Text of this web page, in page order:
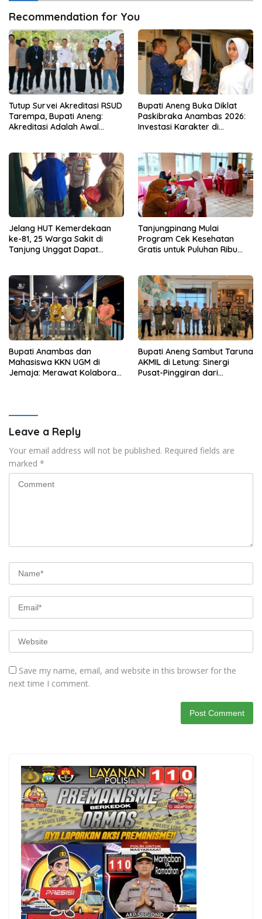
Recommendation for You
Tutup Survei Akreditasi RSUD
Tarempa, Bupati Aneng:
Akreditasi Adalah Awal
Bupati Aneng Buka Diklat
Paskibraka Anambas 2026:
Investasi Karakter di
Jelang HUT Kemerdekaan
ke-81, 25 Warga Sakit di
Tanjung Unggat Dapat
Tanjungpinang Mulai
Program Cek Kesehatan
Gratis untuk Puluhan Ribu
Bupati Anambas dan
Mahasiswa KKN UGM di
Jemaja: Merawat Kolaborasi
Bupati Aneng Sambut Taruna
AKMIL di Letung: Sinergi
Pusat-Pinggiran dari
Leave a Reply
Your email address will not be published. Required fields are
marked *
Save my name, email, and website in this browser for the
next time I comment.